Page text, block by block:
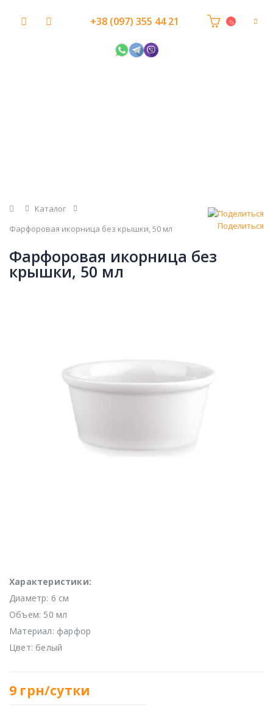
+38 (097) 355 44 21
Главная
Каталог
Фарфоровая икорница без крышки, 50 мл
Поделиться
Фарфоровая икорница без
крышки, 50 мл
Характеристики:
Диаметр: 6 см
Объем: 50 мл
Материал: фарфор
Цвет: белый
9 грн/сутки